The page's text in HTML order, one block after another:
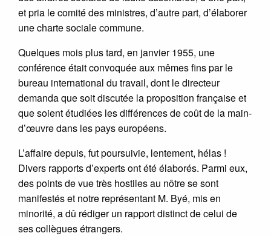
et pria le comité des ministres, d’autre part, d’élaborer
une charte sociale commune.
Quelques mois plus tard, en janvier 1955, une
conférence était convoquée aux mêmes fins par le
bureau international du travail, dont le directeur
demanda que soit discutée la proposition française et
que soient étudiées les différences de coût de la main-
d’œuvre dans les pays européens.
L’affaire depuis, fut poursuivie, lentement, hélas !
Divers rapports d’experts ont été élaborés. Parmi eux,
des points de vue très hostiles au nôtre se sont
manifestés et notre représentant M. Byé, mis en
minorité, a dû rédiger un rapport distinct de celui de
ses collègues étrangers.